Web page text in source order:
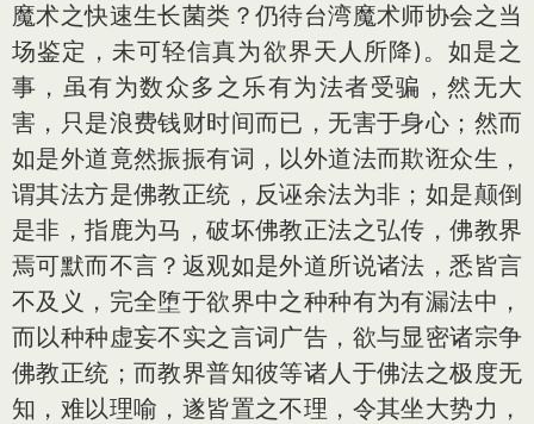
魔术之快速生长菌类？仍待台湾魔术师协会之当
场鉴定，未可轻信真为欲界天人所降)。如是之
事，虽有为数众多之乐有为法者受骗，然无大
害，只是浪费钱财时间而已，无害于身心；然而
如是外道竟然振振有词，以外道法而欺诳众生，
谓其法方是佛教正统，反诬余法为非；如是颠倒
是非，指鹿为马，破坏佛教正法之弘传，佛教界
焉可默而不言？返观如是外道所说诸法，悉皆言
不及义，完全堕于欲界中之种种有为有漏法中，
而以种种虚妄不实之言词广告，欲与显密诸宗争
佛教正统；而教界普知彼等诸人于佛法之极度无
知，难以理喻，遂皆置之不理，令其坐大势力，